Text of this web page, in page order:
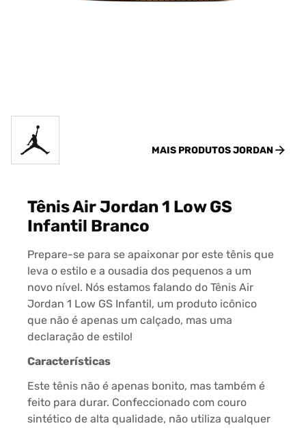
MAIS PRODUTOSJORDAN
Tênis Air Jordan 1 Low GS
Infantil Branco
Prepare-se para se apaixonar por este tênis que
leva o estilo e a ousadia dos pequenos a um
novo nível. Nós estamos falando do Tênis Air
Jordan 1 Low GS Infantil, um produto icônico
que não é apenas um calçado, mas uma
declaração de estilo!
Características
Este tênis não é apenas bonito, mas também é
feito para durar. Confeccionado com couro
sintético de alta qualidade, não utiliza qualquer